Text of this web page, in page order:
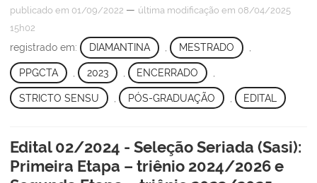
publicado em 01/09/2022 — última modificação em 08/04/2025
15h02
registrado em: DIAMANTINA , MESTRADO ,
PPGCTA 2023 ENCERRADO
STRICTO SENSU PÓS-GRADUAÇÃO EDITAL
Edital 02/2024 - Seleção Seriada (Sasi):
Primeira Etapa – triênio 2024/2026 e